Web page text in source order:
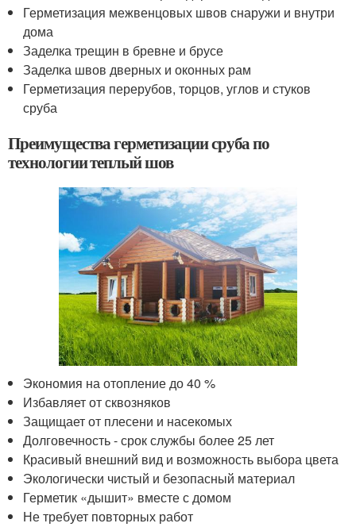
Герметизация межвенцовых швов снаружи и внутри
дома
Заделка трещин в бревне и брусе
Заделка швов дверных и оконных рам
Герметизация перерубов, торцов, углов и стуков
сруба
Преимущества герметизации сруба по
технологии теплый шов
Экономия на отопление до 40 %
Избавляет от сквозняков
Защищает от плесени и насекомых
Долговечность - срок службы более 25 лет
Красивый внешний вид и возможность выбора цвета
Экологически чистый и безопасный материал
Герметик «дышит» вместе с домом
Не требует повторных работ